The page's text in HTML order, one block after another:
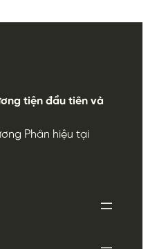
tiện đầu tiên và
Phân hiệu tại